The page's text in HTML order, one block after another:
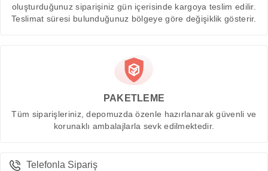
oluşturduğunuz siparişiniz gün içerisinde kargoya teslim edilir.
Teslimat süresi bulunduğunuz bölgeye göre değişiklik gösterir.
PAKETLEME
Tüm siparişleriniz, depomuzda özenle hazırlanarak güvenli ve
korunaklı ambalajlarla sevk edilmektedir.
Telefonla Sipariş